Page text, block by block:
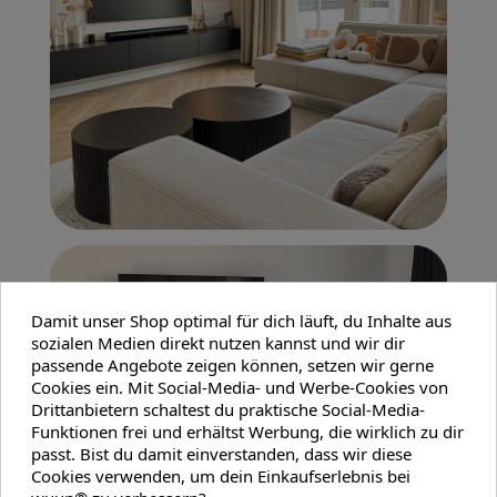
Damit unser Shop optimal für dich läuft, du Inhalte aus
sozialen Medien direkt nutzen kannst und wir dir
passende Angebote zeigen können, setzen wir gerne
Cookies ein. Mit Social-Media- und Werbe-Cookies von
Drittanbietern schaltest du praktische Social-Media-
Funktionen frei und erhältst Werbung, die wirklich zu dir
passt. Bist du damit einverstanden, dass wir diese
Cookies verwenden, um dein Einkaufserlebnis bei